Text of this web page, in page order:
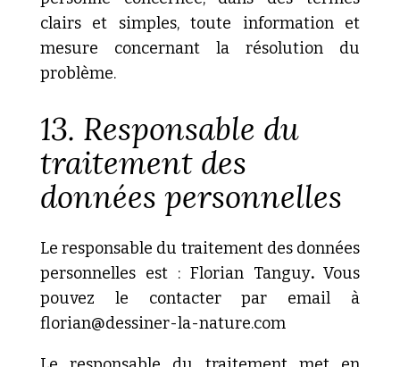
clairs et simples, toute information et
mesure concernant la résolution du
problème.
13. Responsable du
traitement des
données personnelles
Le responsable du traitement des données
personnelles est : Florian Tanguy.Vous
pouvez le contacter par email à
florian@dessiner-la-nature.com